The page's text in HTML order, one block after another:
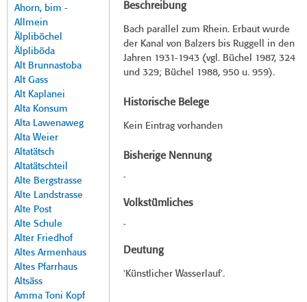
Ahorn, bim -
Allmein
Älpliböchel
Älpliböda
Alt Brunnastoba
Alt Gass
Alt Kaplanei
Alta Konsum
Alta Lawenaweg
Alta Weier
Altatätsch
Altatätschteil
Alte Bergstrasse
Alte Landstrasse
Alte Post
Alte Schule
Alter Friedhof
Altes Armenhaus
Altes Pfarrhaus
Altsäss
Amma Toni Kopf
Beschreibung
Bach parallel zum Rhein. Erbaut wurde
der Kanal von Balzers bis Ruggell in den
Jahren 1931-1943 (vgl. Büchel 1987, 324
und 329; Büchel 1988, 950 u. 959).
Historische Belege
Kein Eintrag vorhanden
Bisherige Nennung
-
Volkstümliches
-
Deutung
'Künstlicher Wasserlauf'.